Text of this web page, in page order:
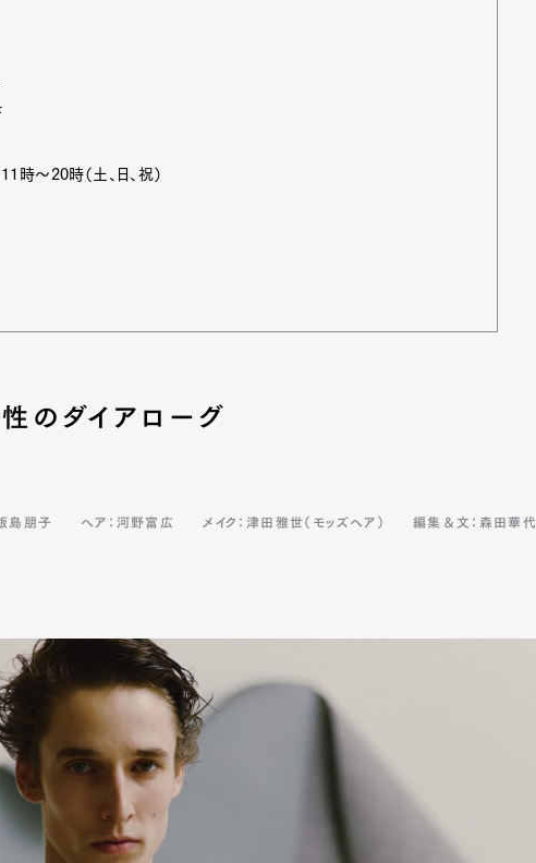
～20時（土、日、祝）
のダイアローグ
島朋子 ヘア：河野富広 メイク：津田雅世（モッズヘア） 編集＆文：森田華代